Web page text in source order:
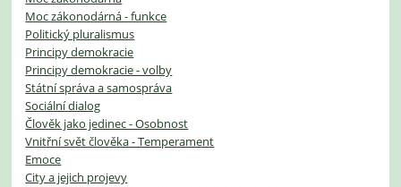
Moc zákonodárná - funkce
Politický pluralismus
Principy demokracie
Principy demokracie - volby
Státní správa a samospráva
Sociální dialog
Člověk jako jedinec - Osobnost
Vnitřní svět člověka - Temperament
Emoce
City a jejich projevy